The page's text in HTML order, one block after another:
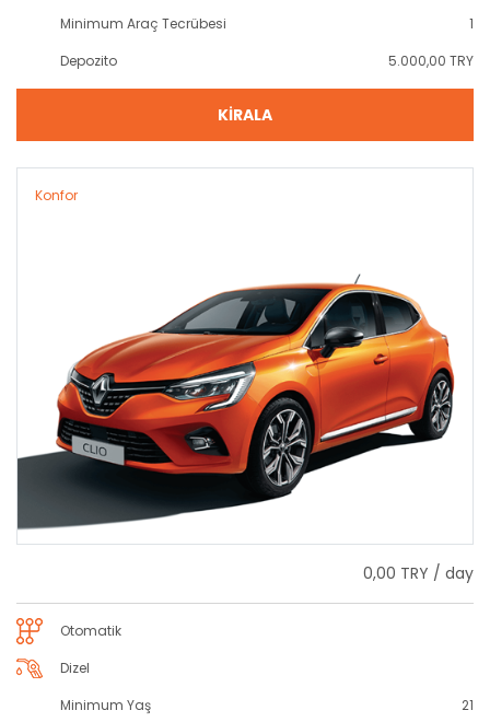
Minimum Araç Tecrübesi
1
Depozito
5.000,00 TRY
KİRALA
Konfor
0,00 TRY / day
Otomatik
Dizel
Minimum Yaş
21